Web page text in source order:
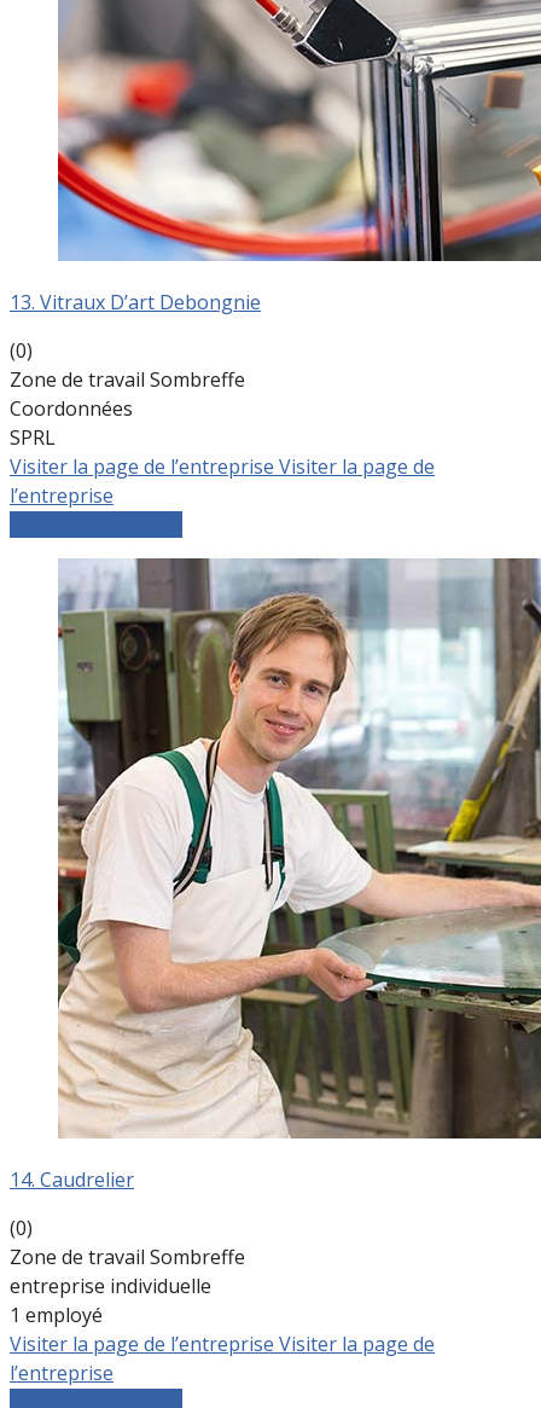
13. Vitraux D’art Debongnie
(0)
Zone de travail Sombreffe
Coordonnées
SPRL
Visiter la page de l’entreprise Visiter la page de
l’entreprise
14. Caudrelier
(0)
Zone de travail Sombreffe
entreprise individuelle
1 employé
Visiter la page de l’entreprise Visiter la page de
l’entreprise